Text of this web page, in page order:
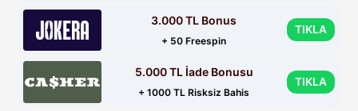
3.000 TL Bonus
+ 50 Freespin
TIKLA
5.000 TL İade Bonusu
+ 1000 TL Risksiz Bahis
TIKLA